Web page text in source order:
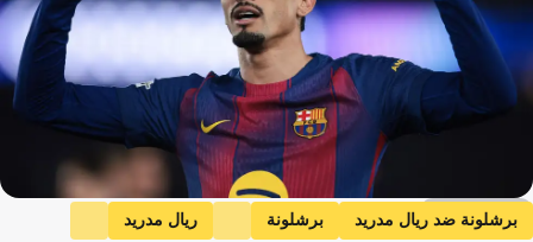
Getty Images
برشلونة ضد ريال مدريد برشلونة
ريال مدريد